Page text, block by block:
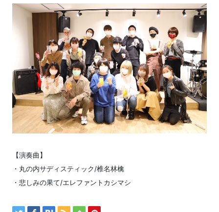
【演奏曲】
・丸の内サディスティック/椎名林檎
・悲しみの果て/エレファントカシマシ